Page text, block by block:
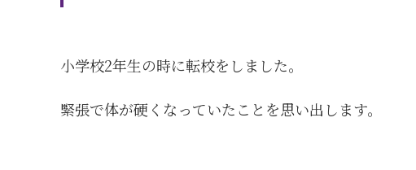
小学校2年生の時に転校をしました。
緊張で体が硬くなっていたことを思い出します。